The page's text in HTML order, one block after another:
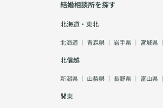
結婚相談所を探す
北海道・東北
北海道 ｜ 青森県 ｜ 岩手県 ｜ 宮城県 ｜
北信越
新潟県 ｜ 山梨県 ｜ 長野県 ｜ 富山県 ｜
関東